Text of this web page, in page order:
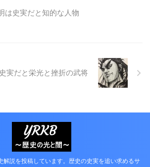
は史実だと知的な人物
実だと栄光と挫折の武将
解説を投稿しています。歴史の史実を追い求めるサ